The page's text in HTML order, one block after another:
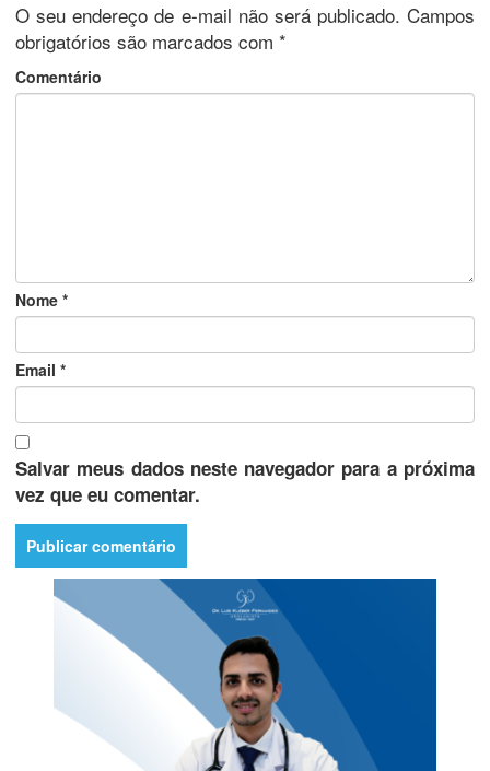
O seu endereço de e-mail não será publicado. Campos
obrigatórios são marcados com *
Comentário
Nome *
Email *
Salvar meus dados neste navegador para a próxima
vez que eu comentar.